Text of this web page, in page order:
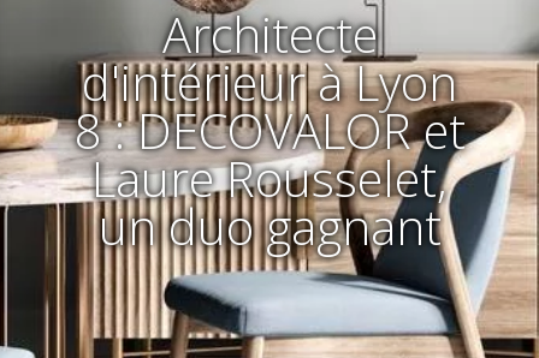
Architecte
d'intérieur à Lyon
8 : DECOVALOR et
Laure Rousselet,
un duo gagnant